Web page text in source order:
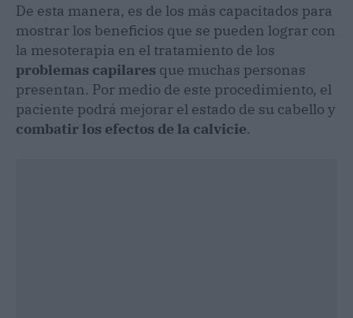
De esta manera, es de los más capacitados para
mostrar los beneficios que se pueden lograr con
la mesoterapia en el tratamiento de los
problemas capilares que muchas personas
presentan. Por medio de este procedimiento, el
paciente podrá mejorar el estado de su cabello y
combatir los efectos de la calvicie.